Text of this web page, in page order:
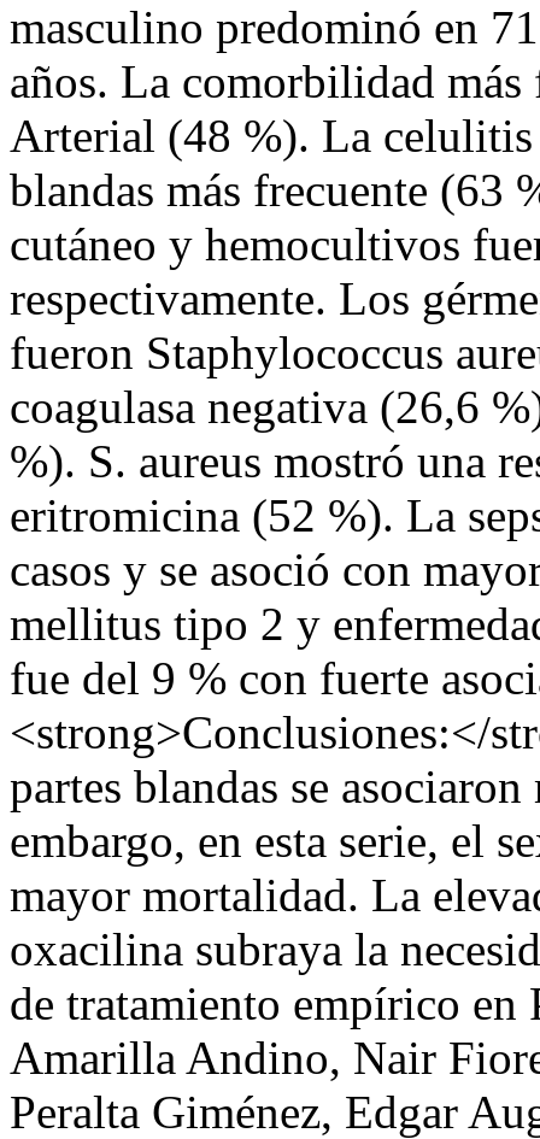
masculino predominó en
años. La comorbilidad
Arterial (48 %). La
blandas más frecuente (63
cutáneo y hemocultivos
respectivamente. Los
fueron Staphylococcus
coagulasa negativa (26,6
%). S. aureus mostró una
eritromicina (52 %). La
casos y se asoció con
mellitus tipo 2 y
fue del 9 % con fuerte
<strong>Conclusiones:</
partes blandas se
embargo, en esta serie, el
mayor mortalidad. La
oxacilina subraya la
de tratamiento empírico en
Amarilla Andino, Nair
Peralta Giménez, Edgar